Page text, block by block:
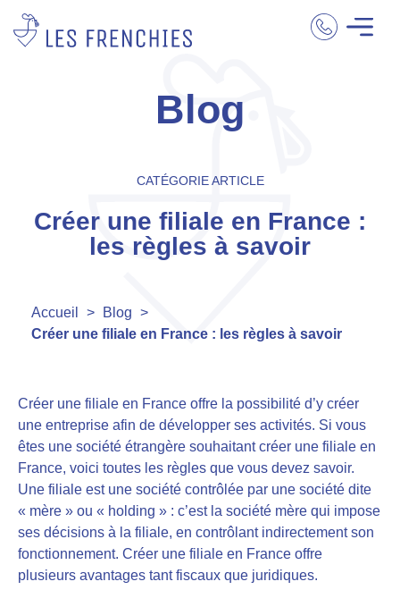
Blog
CATÉGORIE ARTICLE
Créer une filiale en France :
les règles à savoir
Accueil > Blog >
Créer une filiale en France : les règles à savoir
Créer une filiale en France offre la possibilité d’y créer
une entreprise afin de développer ses activités. Si vous
êtes une société étrangère souhaitant créer une filiale en
France, voici toutes les règles que vous devez savoir.
Une filiale est une société contrôlée par une société dite
« mère » ou « holding » : c’est la société mère qui impose
ses décisions à la filiale, en contrôlant indirectement son
fonctionnement. Créer une filiale en France offre
plusieurs avantages tant fiscaux que juridiques.